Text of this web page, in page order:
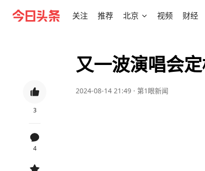
关注 推荐 北京 视频 财经
3
4
又一波演唱会
2024-08-14 21:49 · 第1眼新闻